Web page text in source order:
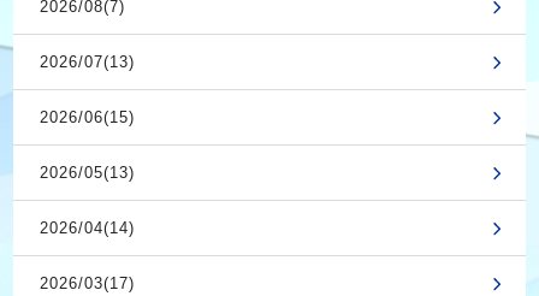
2026/08(7)
2026/07(13)
2026/06(15)
2026/05(13)
2026/04(14)
2026/03(17)